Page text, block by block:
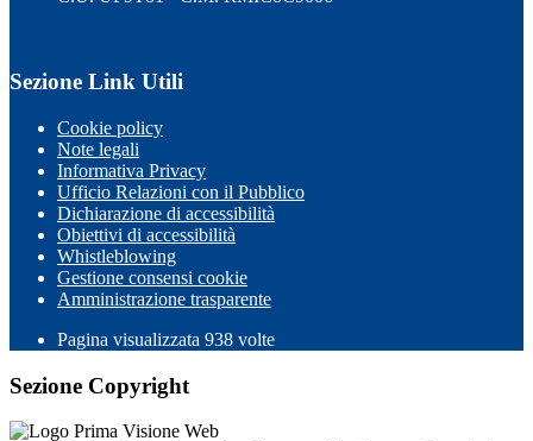
Sezione Link Utili
Cookie policy
Note legali
Informativa Privacy
Ufficio Relazioni con il Pubblico
Dichiarazione di accessibilità
Obiettivi di accessibilità
Whistleblowing
Gestione consensi cookie
Amministrazione trasparente
Pagina visualizzata 938 volte
Sezione Copyright